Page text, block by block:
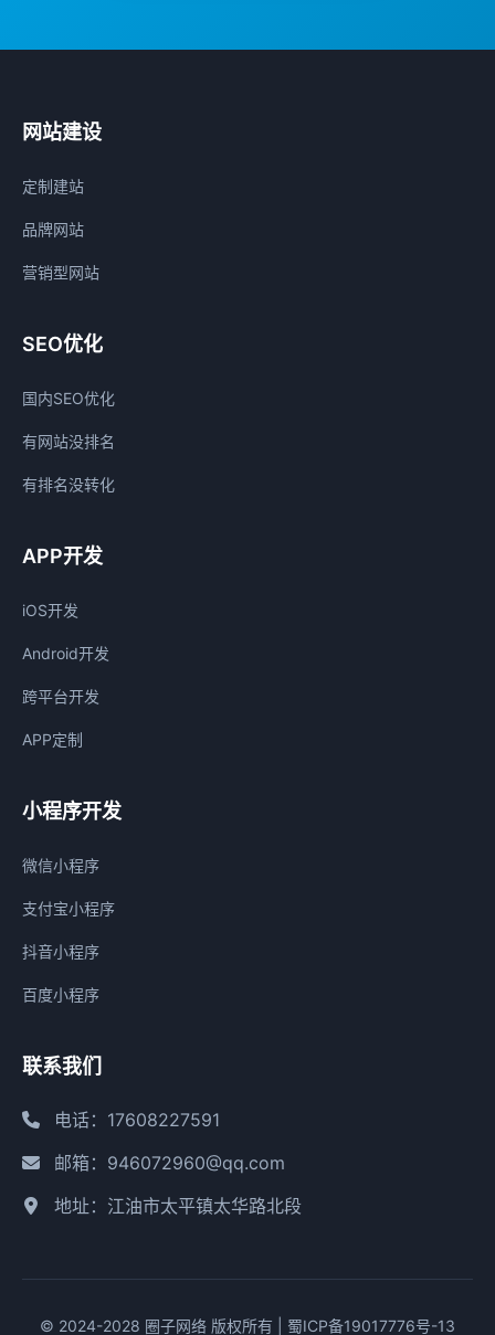
网站建设
定制建站
品牌网站
营销型网站
SEO优化
国内SEO优化
有网站没排名
有排名没转化
APP开发
iOS开发
Android开发
跨平台开发
APP定制
小程序开发
微信小程序
支付宝小程序
抖音小程序
百度小程序
联系我们
电话：17608227591
邮箱：946072960@qq.com
地址：江油市太平镇太华路北段
© 2024-2028 圈子网络 版权所有 | 蜀ICP备19017776号-13